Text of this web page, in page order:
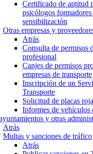
Certificado de aptitud
psicólogos
sensibilización
Otras empresas y
Atrás
Consulta de permisos
profesional
Canjes de permisos
empresas de transporte
Inscripción de un
Transporte
Solicitud de placas
Informes de vehículos
y otras
Atrás
Multas y sanciones de tráfico
Atrás